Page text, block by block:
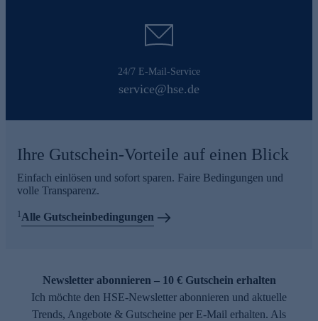
24/7 E-Mail-Service
service@hse.de
Ihre Gutschein-Vorteile auf einen Blick
Einfach einlösen und sofort sparen. Faire Bedingungen und
volle Transparenz.
1Alle Gutscheinbedingungen
Newsletter abonnieren – 10 € Gutschein erhalten
Ich möchte den HSE-Newsletter abonnieren und aktuelle
Trends, Angebote & Gutscheine per E-Mail erhalten. Als